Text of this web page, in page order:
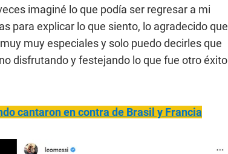
imaginé lo que podía ser regresar a mi
para explicar lo que siento, lo agradecido que
muy especiales y solo puedo decirles que
disfrutando y festejando lo que fue otro éxito
cantaron en contra de Brasil y Francia